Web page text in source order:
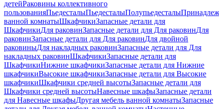
детейРаковины коллективного
пользованияПьедесталыПьедесталыПолупьедесталы
ванной комнатыШкафчикиЗапасные детали для
ШкафчикиДля раковинЗапасные детали для Для раковинДля
раковинЗапасные детали для Для раковинДля двойной
раковиныДля накладных pаковинЗапасные детали для Для
накладных pаковинШкафчикиЗапасные детали для
ШкафчикиНижние шкафчикиЗапасные детали для Нижние
шкафчикиВысокие шкафчикиЗапасные детали для Высокие
шкафчикиШкафчики средней высотыЗапасные детали для
Шкафчики средней высотыНавесные шкафыЗапасные детали
для Навесные шкафыДругая мебель ванной комнатыЗапасные